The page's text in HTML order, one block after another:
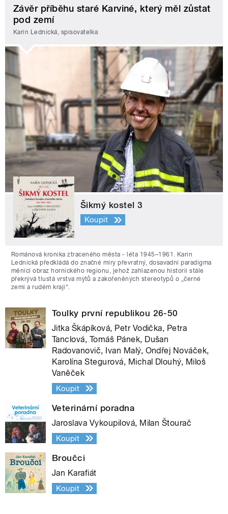
Závěr příběhu staré Karviné, který měl zůstat
pod zemí
Karin Lednická, spisovatelka
Šikmý kostel 3
Koupit
Románová kronika ztraceného města - léta 1945–1961. Karin
Lednická předkládá do značné míry převratný, dosavadní paradigma
měnící obraz hornického regionu, jehož zahlazenou historii stále
překrývá tlustá vrstva mýtů a zakořeněných stereotypů o „černé
zemi a rudém kraji“.
Toulky první republikou 26-50
Jitka Škápíková, Petr Vodička, Petra
Tanclová, Tomáš Pánek, Dušan
Radovanovič, Ivan Malý, Ondřej Nováček,
Karolína Stegurová, Michal Dlouhý, Miloš
Vaněček
Koupit
Veterinární poradna
Jaroslava Vykoupilová, Milan Štourač
Koupit
Broučci
Jan Karafiát
Koupit